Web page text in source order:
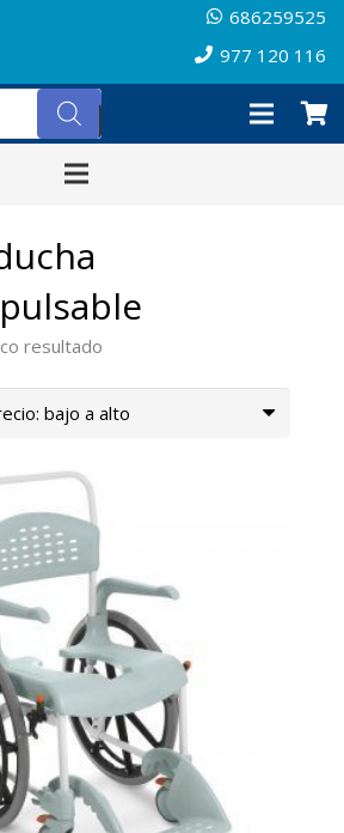
686259525
977 120 116
resultado